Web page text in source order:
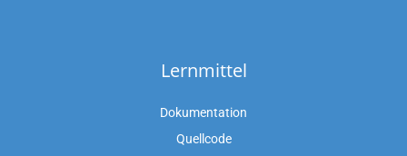
Lernmittel
Dokumentation
Quellcode